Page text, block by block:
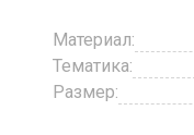
Материал:
Тематика:
Размер: